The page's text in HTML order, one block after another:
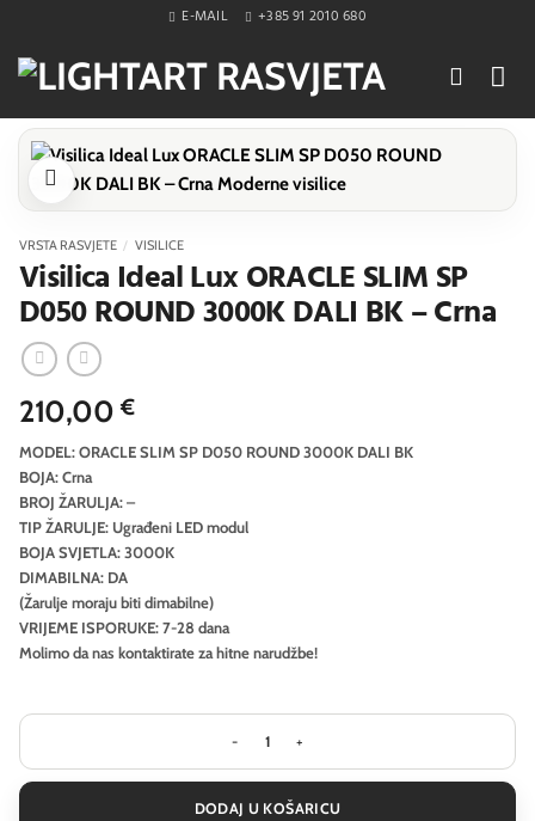
content
E-MAIL +385 91 2010 680
VRSTA RASVJETE / VISILICE
Visilica Ideal Lux ORACLE SLIM SP
D050 ROUND 3000K DALI BK – Crna
210,00€
MODEL: ORACLE SLIM SP D050 ROUND 3000K DALI BK
BOJA: Crna
BROJ ŽARULJA: –
TIP ŽARULJE: Ugrađeni LED modul
BOJA SVJETLA: 3000K
DIMABILNA: DA
(Žarulje moraju biti dimabilne)
VRIJEME ISPORUKE: 7-28 dana
Molimo da nas kontaktirate za hitne narudžbe!
Visilica Ideal Lux ORACLE SLIM SP
DODAJ U KOŠARICU